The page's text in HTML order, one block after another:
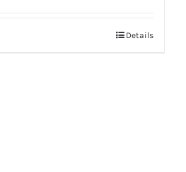
Details